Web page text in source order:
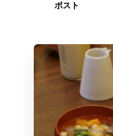
ポスト